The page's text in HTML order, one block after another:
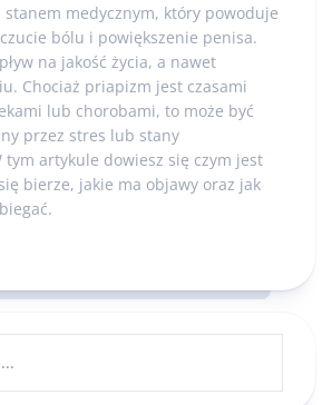
stanem medycznym, który powoduje
bólu i powiększenie penisa.
na jakość życia, a nawet
Chociaż priapizm jest czasami
lub chorobami, to może być
przez stres lub stany
tym artykule dowiesz się czym jest
bierze, jakie ma objawy oraz jak